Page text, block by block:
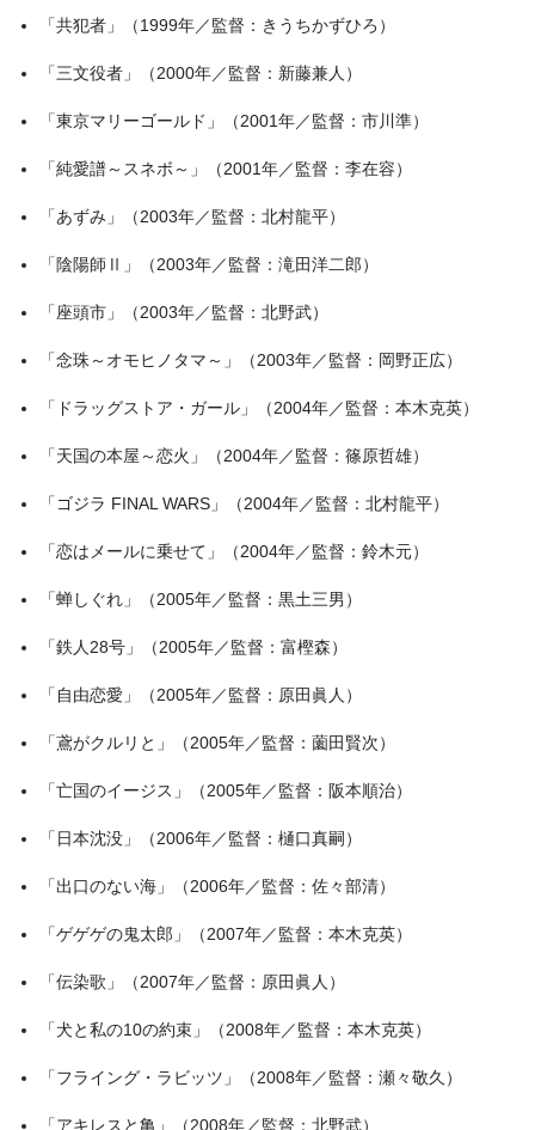
「共犯者」（1999年／監督：きうちかずひろ）
「三文役者」（2000年／監督：新藤兼人）
「東京マリーゴールド」（2001年／監督：市川準）
「純愛譜～スネボ～」（2001年／監督：李在容）
「あずみ」（2003年／監督：北村龍平）
「陰陽師Ⅱ」（2003年／監督：滝田洋二郎）
「座頭市」（2003年／監督：北野武）
「念珠～オモヒノタマ～」（2003年／監督：岡野正広）
「ドラッグストア・ガール」（2004年／監督：本木克英）
「天国の本屋～恋火」（2004年／監督：篠原哲雄）
「ゴジラ FINAL WARS」（2004年／監督：北村龍平）
「恋はメールに乗せて」（2004年／監督：鈴木元）
「蝉しぐれ」（2005年／監督：黒土三男）
「鉄人28号」（2005年／監督：富樫森）
「自由恋愛」（2005年／監督：原田眞人）
「鳶がクルリと」（2005年／監督：薗田賢次）
「亡国のイージス」（2005年／監督：阪本順治）
「日本沈没」（2006年／監督：樋口真嗣）
「出口のない海」（2006年／監督：佐々部清）
「ゲゲゲの鬼太郎」（2007年／監督：本木克英）
「伝染歌」（2007年／監督：原田眞人）
「犬と私の10の約束」（2008年／監督：本木克英）
「フライング・ラビッツ」（2008年／監督：瀬々敬久）
「アキレスと亀」（2008年／監督：北野武）